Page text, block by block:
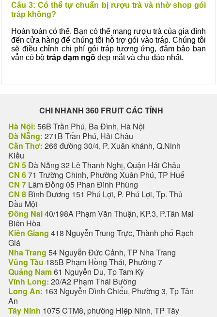
Câu 3: Có thể tự chuẩn bị rượu trà và nhờ shop gói
tráp không?
Hoàn toàn có thể. Bạn có thể mang rượu trà của gia đình
đến cửa hàng để chúng tôi hỗ trợ gói vào tráp. Chúng tôi
sẽ điều chỉnh chi phí gói tráp tương ứng, đảm bảo bạn
vẫn có bộ tráp dạm ngõ đẹp mắt và chu đáo nhất.
CHI NHANH 360 FRUIT CÁC TỈNH
Hà Nội: 56B Trần Phú, Ba Đình, Hà Nội
Đà Nẵng: 271B Trần Phú, Hải Châu
Cần Thơ: 266 đường 30/4, P. Xuân khánh, Q.Ninh
Kiều
CN 5Đà Nẵng 32 Lê Thanh Nghị, Quận Hải Châu
CN 671 Trường Chinh, Phường Xuân Phú, TP Huế
CN 7 Lâm Đồng 05 Phan Đình Phùng
CN 8 Bình Dương 151 Phú Lợi, P. Phú Lợi, Tp. Thủ
Dầu Một
Đồng Nai40/198A Phạm Văn Thuận, KP.3, P.Tân Mai
Biên Hòa
Kiên Giang 418 Nguyễn Trung Trực, Thành phố Rạch
Giá
Nha Trang 54 Nguyễn Đức Cảnh, TP Nha Trang
Vũng Tàu 185B Phạm Hồng Thái, Phường 7
Quảng Nam61 Nguyễn Du, Tp Tam Kỳ
Vĩnh Long: 20/A2 Phạm Thái Bường
Long An: 163 Nguyễn Đình Chiểu, Phường 3, Tp Tân
An
Tây Ninh 1075 CTM8, phường Hiệp Ninh, TP Tây